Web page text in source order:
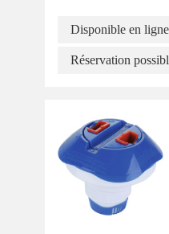
Disponible en ligne
Réservation